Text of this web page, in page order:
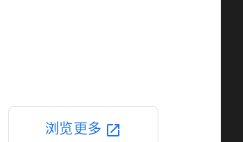
浏览更多 open_in_new